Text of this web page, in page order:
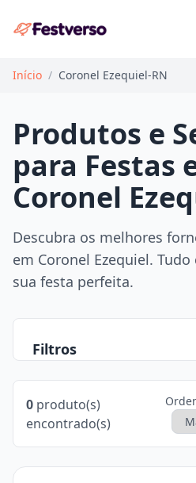
Balões delivery
Decoração
Pegue e Monte
Festa na mesa
Mesas e cadeiras
Buffet
DJ
Início / Coronel Ezequiel-RN
Produtos e
para Festas
Coronel
Descubra os melhores
em Coronel Ezequiel.
sua festa perfeita.
Filtros
0 produto(s)
encontrado(s)